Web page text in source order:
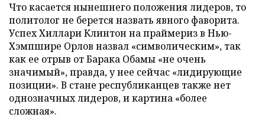
Что касается нынешнего положения лидеров, то
политолог не берется назвать явного фаворита.
Успех Хиллари Клинтон на праймериз в Нью-
Хэмпшире Орлов назвал «символическим», так
как ее отрыв от Барака Обамы «не очень
значимый», правда, у нее сейчас «лидирующие
позиции». В стане республиканцев также нет
однозначных лидеров, и картина «более
сложная».